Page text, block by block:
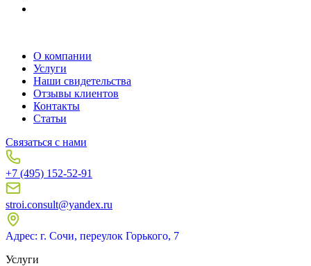
О компании
Услуги
Наши свидетельства
Отзывы клиентов
Контакты
Статьи
Связаться с нами
+7 (495) 152-52-91
stroi.consult@yandex.ru
Адрес: г. Сочи, переулок Горького, 7
Услуги